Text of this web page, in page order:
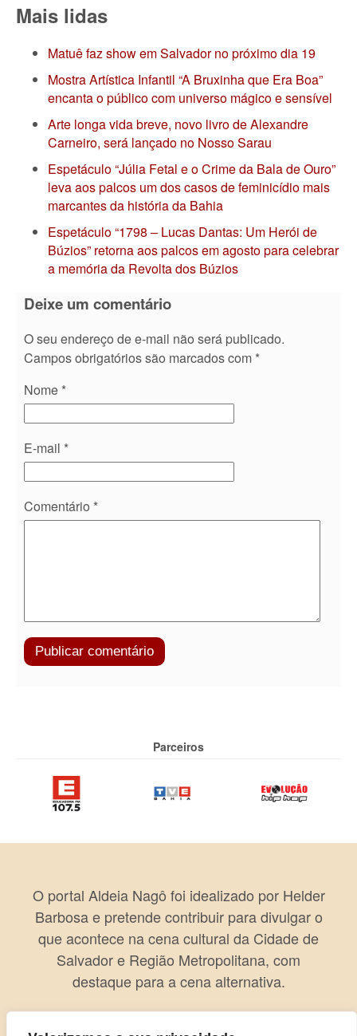
Mais lidas
Matuê faz show em Salvador no próximo dia 19
Mostra Artística Infantil “A Bruxinha que Era Boa”
encanta o público com universo mágico e sensível
Arte longa vida breve, novo livro de Alexandre
Carneiro, será lançado no Nosso Sarau
Espetáculo “Júlia Fetal e o Crime da Bala de Ouro”
leva aos palcos um dos casos de feminicídio mais
marcantes da história da Bahia
Espetáculo “1798 – Lucas Dantas: Um Herói de
Búzios” retorna aos palcos em agosto para celebrar
a memória da Revolta dos Búzios
Deixe um comentário
O seu endereço de e-mail não será publicado.
Campos obrigatórios são marcados com *
Nome *
E-mail *
Comentário *
Parceiros
O portal Aldeia Nagô foi idealizado por Helder
Barbosa e pretende contribuir para divulgar o
que acontece na cena cultural da Cidade de
Salvador e Região Metropolitana, com
destaque para a cena alternativa.